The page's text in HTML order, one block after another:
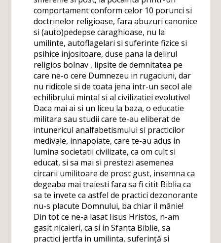
comportament conform celor 10 porunci si
doctrinelor religioase, fara abuzuri canonice
si (auto)pedepse caraghioase, nu la
umilinte, autoflagelari si suferinte fizice si
psihice injositoare, duse pana la delirul
religios bolnav , lipsite de demnitatea pe
care ne-o cere Dumnezeu in rugaciuni, dar
nu ridicole si de toata jena intr-un secol ale
echilibrului mintal si al civilizatiei evolutive!
Daca mai ai si un liceu la baza, o educatie
militara sau studii care te-au eliberat de
intunericul analfabetismului si practicilor
medivale, innapoiate, care te-au adus in
lumina societatii civilizate, ca om cult si
educat, si sa mai si prestezi asemenea
circarii umilitoare de prost gust, insemna ca
degeaba mai traiesti fara sa fi citit Biblia ca
sa te invete ca astfel de practici dezonorante
nu-s placute Domnului, ba chiar il mânie!
Din tot ce ne-a lasat Iisus Hristos, n-am
gasit nicaieri, ca si in Sfanta Biblie, sa
practici jertfa in umilinta, suferință si